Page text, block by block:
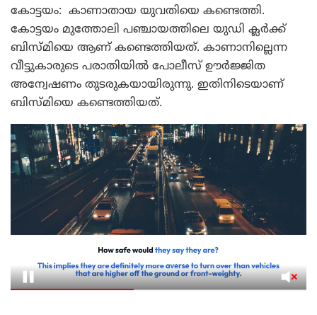
കോട്ടയം: കാണാതായ യുവതിയെ കണ്ടെത്തി.
കോട്ടയം മുത്തോലി പഞ്ചായത്തിലെ യുഡി ക്ലർക്ക്
ബിസ്മിയെ ആണ് കണ്ടെത്തിയത്. കാണാനില്ലെന്ന
വീട്ടുകാരുടെ പരാതിയിൽ പോലീസ് ഊർജ്ജിത
അന്വേഷണം തുടരുകയായിരുന്നു. ഇതിനിടെയാണ്
ബിസ്മിയെ കണ്ടെത്തിയത്.